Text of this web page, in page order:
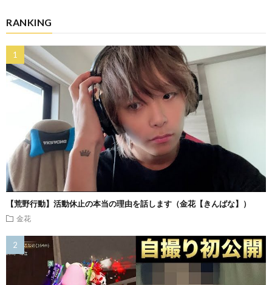
RANKING
【荒野行動】活動休止の本当の理由を話します（金花【きんばな】）
金花